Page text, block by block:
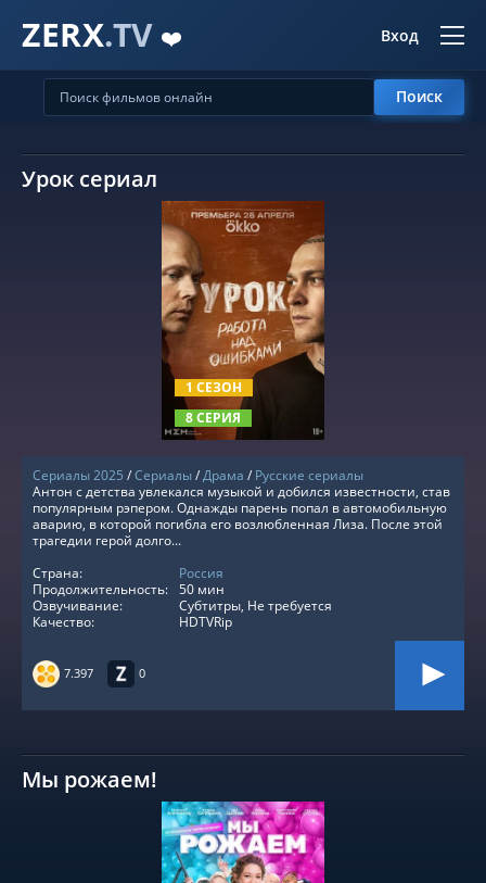
ZERX.TV ❤️ Вход
Поиск
Урок сериал
1 СЕЗОН
8 СЕРИЯ
СМОТРЕТЬ ОНЛАЙН
Сериалы 2025 /Сериалы/Драма / Русские сериалы
7.397 0
Антон с детства увлекался музыкой и добился известности, став
популярным рэпером. Однажды парень попал в автомобильную
аварию, в которой погибла его возлюбленная Лиза. После этой
трагедии герой долго...
Страна:
Россия
Продолжительность: 50 мин
Озвучивание:
Субтитры, Не требуется
Качество:
HDTVRip
Мы рожаем!